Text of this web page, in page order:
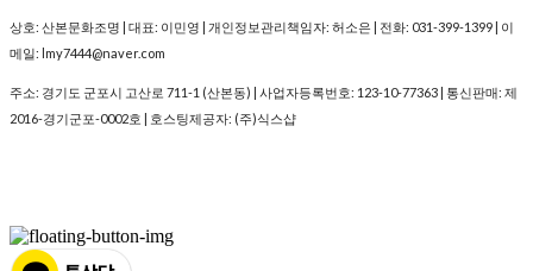
상호: 산본문화조명 | 대표: 이민영 | 개인정보관리책임자: 허소은 | 전화: 031-399-1399 | 이
메일: lmy7444@naver.com
주소: 경기도 군포시 고산로 711-1 (산본동) | 사업자등록번호: 123-10-77363 | 통신판매: 제
2016-경기군포-0002호 | 호스팅제공자: (주)식스샵